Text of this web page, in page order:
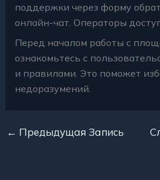
поддержки через форму
онлайн-чат. Операторы
Перед началом работы с
ознакомьтесь с
и правилами. Это поможет
недоразумений.
← Предыдущая Запись